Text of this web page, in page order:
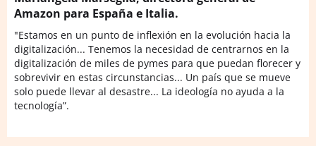
Amazon para España e Italia.
"Estamos en un punto de inflexión en la evolución hacia la
digitalización... Tenemos la necesidad de centrarnos en la
digitalización de miles de pymes para que puedan florecer y
sobrevivir en estas circunstancias... Un país que se mueve
solo puede llevar al desastre... La ideología no ayuda a la
tecnología”.